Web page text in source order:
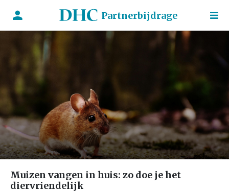
Partnerbijdrage
Muizen vangen in huis: zo doe je het
diervriendelijk